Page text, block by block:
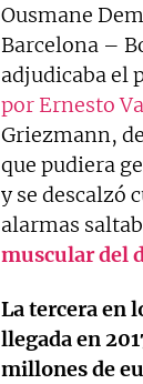
Ousmane
Barcelona –
adjudicaba el
por Ernesto
Griezmann,
que pudiera
y se descalzó
alarmas
muscular del
La tercera en
llegada en
millones de